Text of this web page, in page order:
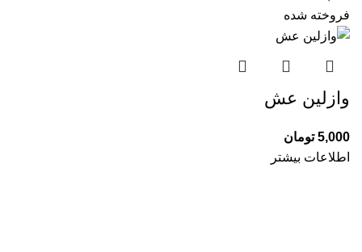
فروخته شده
وازلین عش
5,000 تومان
اطلاعات بیشتر